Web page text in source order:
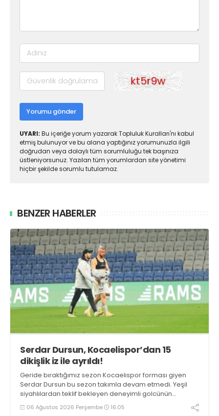
Yorumu gönder
UYARI: Bu içeriğe yorum yazarak Topluluk Kuralları'nı kabul
etmiş bulunuyor ve bu alana yaptığınız yorumunuzla ilgili
doğrudan veya dolaylı tüm sorumluluğu tek başınıza
üstleniyorsunuz. Yazılan tüm yorumlardan site yönetimi
hiçbir şekilde sorumlu tutulamaz.
BENZER HABERLER
Serdar Dursun, Kocaelispor’dan 15
dikişlik iz ile ayrıldı!
Geride bıraktığımız sezon Kocaelispor forması giyen
Serdar Dursun bu sezon takımla devam etmedi. Yeşil
siyahlılardan teklif bekleyen deneyimli golcünün
Gaziantep FK ile söz kesecek.
06 Ağustos 2026 Perşembe 16:05